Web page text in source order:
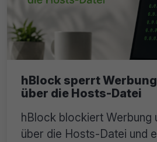
hBlock sperrt
über die Hosts-Datei
hBlock blockiert Werbung
über die Hosts-Datei und